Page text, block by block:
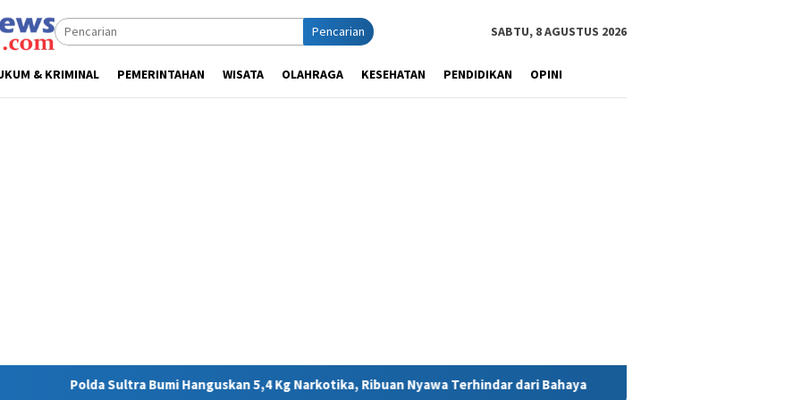
Pencarian SABTU, 8 AGUSTUS 2026
& KRIMINAL PEMERINTAHAN WISATA OLAHRAGA KESEHATAN PENDIDIKAN OPINI
Hanguskan 5,4 Kg Narkotika, Ribuan Nyawa Terhindar dari Bahaya MIND ID Tegaskan Dukungan Penuh Bagi PT Vale